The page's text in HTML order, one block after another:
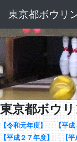
東京都ボウリ
東京都ボウ
【令和元年度】 【平成
【平成２７年度】
【平